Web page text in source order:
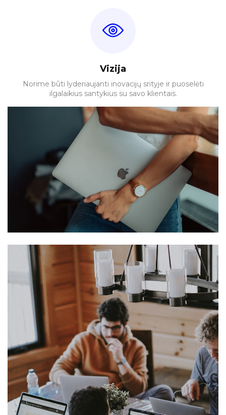
Vizija
Norime būti lyderiaujanti inovacijų srityje ir puoselėti
ilgalaikius santykius su savo klientais.